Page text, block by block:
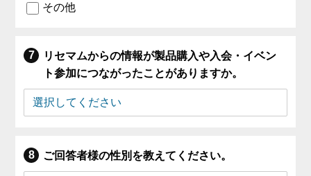
その他
リセマムからの情報が製品購入や入会・イベン
ト参加につながったことがありますか。
ご回答者様の性別を教えてください。